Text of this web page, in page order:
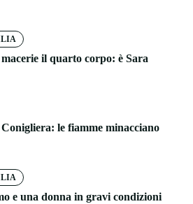
il quarto corpo: è Sara
le fiamme minacciano
e una donna in gravi condizioni